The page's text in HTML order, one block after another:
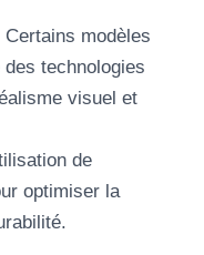
Certains modèles
technologies
visuel et
de
optimiser la